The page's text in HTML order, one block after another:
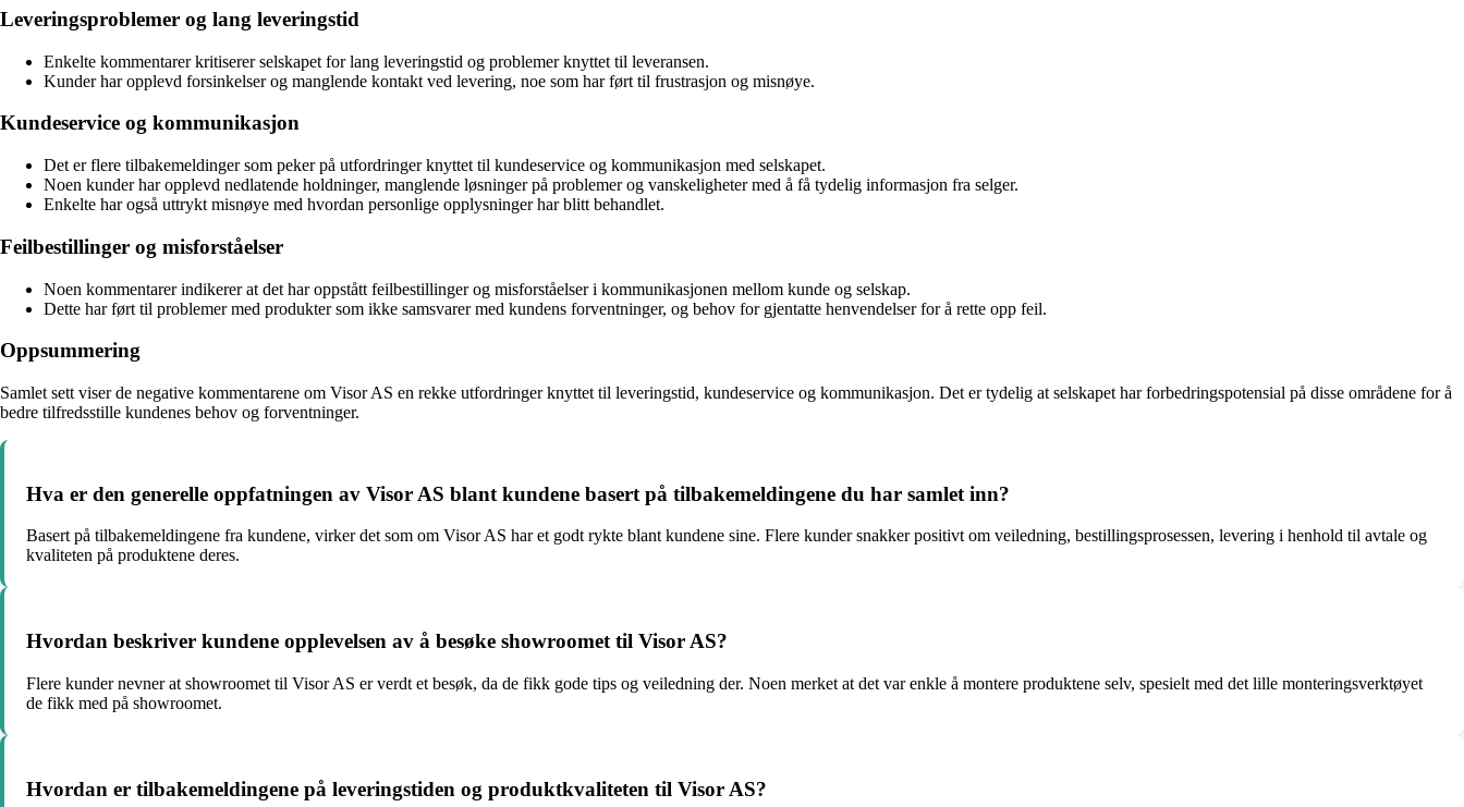
Leveringsproblemer og lang leveringstid
Enkelte kommentarer kritiserer selskapet for lang leveringstid og problemer knyttet til leveransen.
Kunder har opplevd forsinkelser og manglende kontakt ved levering, noe som har ført til frustrasjon og misnøye.
Kundeservice og kommunikasjon
Det er flere tilbakemeldinger som peker på utfordringer knyttet til kundeservice og kommunikasjon med selskapet.
Noen kunder har opplevd nedlatende holdninger, manglende løsninger på problemer og vanskeligheter med å få tydelig informasjon fra selger.
Enkelte har også uttrykt misnøye med hvordan personlige opplysninger har blitt behandlet.
Feilbestillinger og misforståelser
Noen kommentarer indikerer at det har oppstått feilbestillinger og misforståelser i kommunikasjonen mellom kunde og selskap.
Dette har ført til problemer med produkter som ikke samsvarer med kundens forventninger, og behov for gjentatte henvendelser for å rette opp feil.
Oppsummering
Samlet sett viser de negative kommentarene om Visor AS en rekke utfordringer knyttet til leveringstid, kundeservice og kommunikasjon. Det er tydelig at selskapet har forbedringspotensial på disse områdene for å
bedre tilfredsstille kundenes behov og forventninger.
Hva er den generelle oppfatningen av Visor AS blant kundene basert på tilbakemeldingene du har samlet inn?
Basert på tilbakemeldingene fra kundene, virker det som om Visor AS har et godt rykte blant kundene sine. Flere kunder snakker positivt om veiledning, bestillingsprosessen, levering i henhold til avtale og
kvaliteten på produktene deres.
Hvordan beskriver kundene opplevelsen av å besøke showroomet til Visor AS?
Flere kunder nevner at showroomet til Visor AS er verdt et besøk, da de fikk gode tips og veiledning der. Noen merket at det var enkle å montere produktene selv, spesielt med det lille monteringsverktøyet
de fikk med på showroomet.
Hvordan er tilbakemeldingene på leveringstiden og produktkvaliteten til Visor AS?